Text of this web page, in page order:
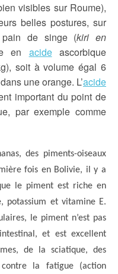
visibles sur Roume),
belles postures, sur
pain de singe (kiri en
en acideascorbique
soit à volume égal 6
une orange. L’acide
important du point de
par exemple comme
des piments-oiseaux
fois en Bolivie, il y a
le piment est riche en
potassium et vitamine E.
le piment n’est pas
et est excellent
de la sciatique, des
la fatigue (action